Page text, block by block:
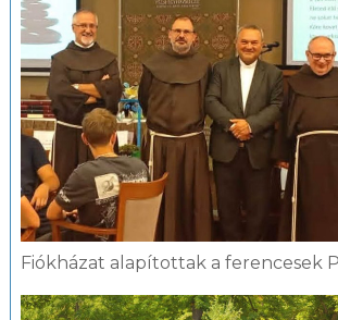
Fiókházat alapítottak a ferencesek